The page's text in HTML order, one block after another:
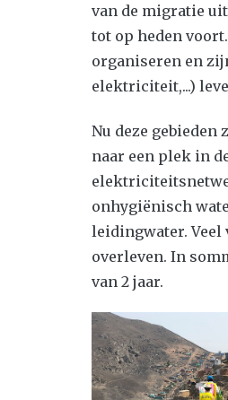
van de migratie
tot op heden
organiseren en
elektriciteit,...)
Nu deze
naar een plek in
onhygiënisch
leidingwater. Veel
overleven. In
van 2 jaar.